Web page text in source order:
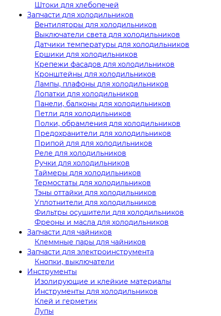
Штоки для хлебопечей
Запчасти для холодильников
Вентиляторы для холодильников
Выключатели света для холодильников
Датчики температуры для холодильников
Ершики для холодильников
Крепежи фасадов для холодильников
Кронштейны для холодильников
Лампы, плафоны для холодильников
Лопатки для холодильников
Панели, балконы для холодильников
Петли для холодильников
Полки, обрамления для холодильников
Предохранители для холодильников
Припой для для холодильников
Реле для холодильников
Ручки для холодильников
Таймеры для холодильников
Термостаты для холодильников
Тэны оттайки для холодильников
Уплотнители для холодильников
Фильтры осушители для холодильников
Фреоны и масла для холодильников
Запчасти для чайников
Клеммные пары для чайников
Запчасти для электроинструмента
Кнопки, выключатели
Инструменты
Изолирующие и клейкие материалы
Инструменты для холодильников
Клей и герметик
Лупы